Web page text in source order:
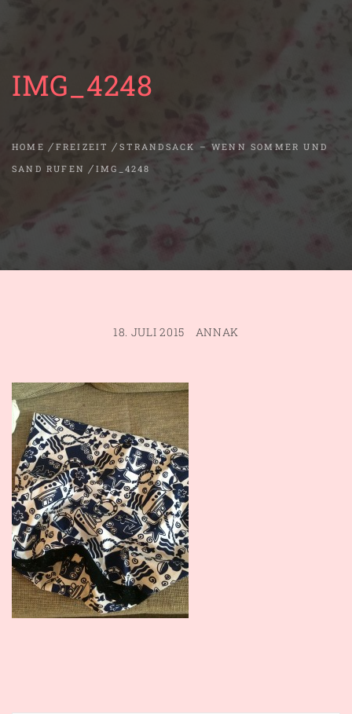
IMG_4248
HOME FREIZEIT
STRANDSACK – WENN SOMMER UND
SAND RUFEN
IMG_4248
18. JULI 2015 ANNAK